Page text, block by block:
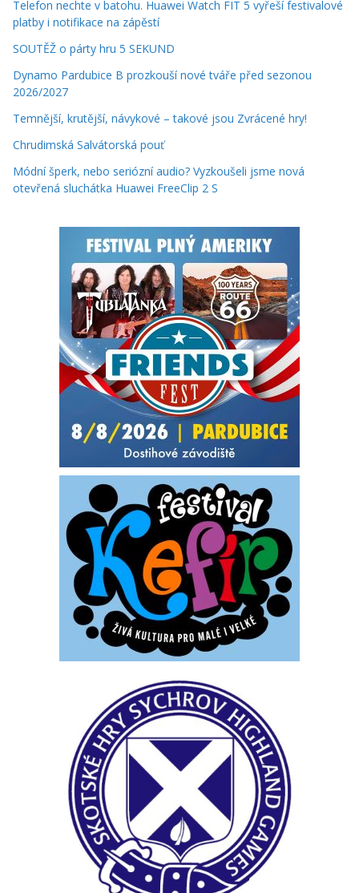
Telefon nechte v batohu. Huawei Watch FIT 5 vyřeší festivalové
platby i notifikace na zápěstí
SOUTĚŽ o párty hru 5 SEKUND
Dynamo Pardubice B prozkouší nové tváře před sezonou
2026/2027
Temnější, krutější, návykové – takové jsou Zvrácené hry!
Chrudimská Salvátorská pouť
Módní šperk, nebo seriózní audio? Vyzkoušeli jsme nová
otevřená sluchátka Huawei FreeClip 2 S